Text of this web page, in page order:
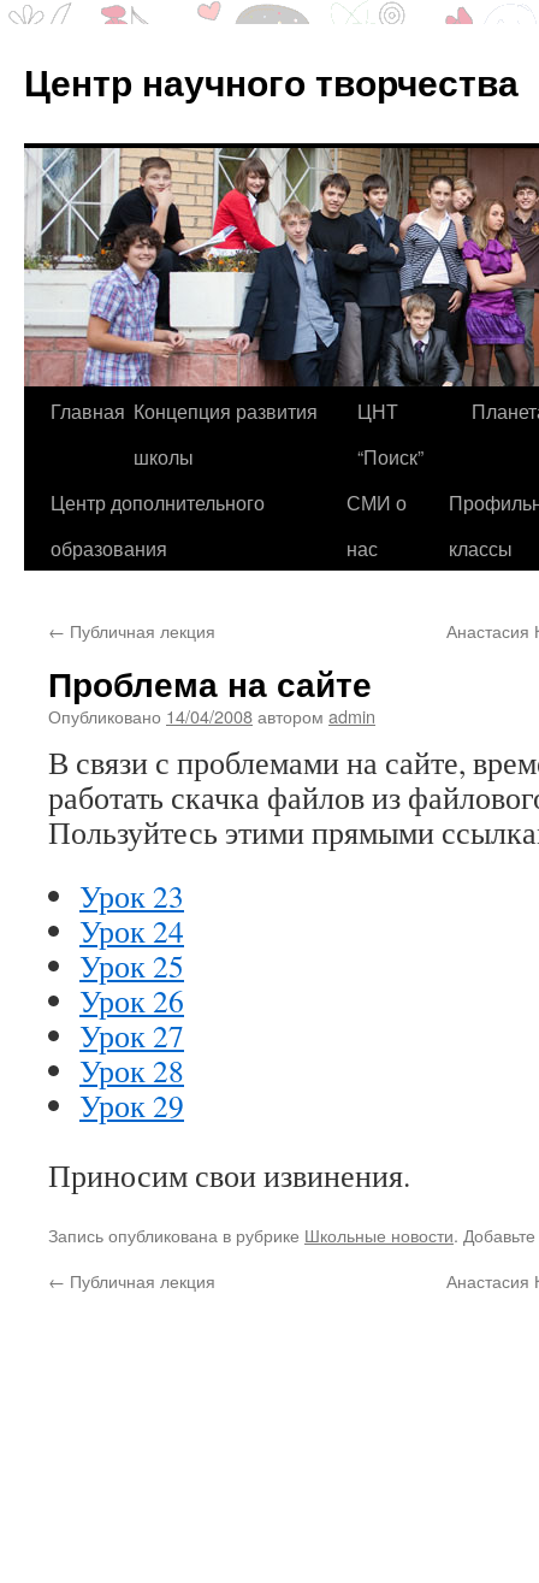
Центр научного творчества
Перейти
содержимому
Главная Концепция развития
школы
ЦНТ
“Поиск”
Центр дополнительного
образования
СМИ о
нас
классы
← Публичная лекция Анастасия
Проблема на сайте
Опубликовано 14/04/2008автором admin
В связи с проблемами на сайте,
работать скачка файлов из
Пользуйтесь этими прямыми
Урок 23
Урок 24
Урок 25
Урок 26
Урок 27
Урок 28
Урок 29
Приносим свои извинения.
Запись опубликована в рубрике Школьные новости.
← Публичная лекция Анастасия